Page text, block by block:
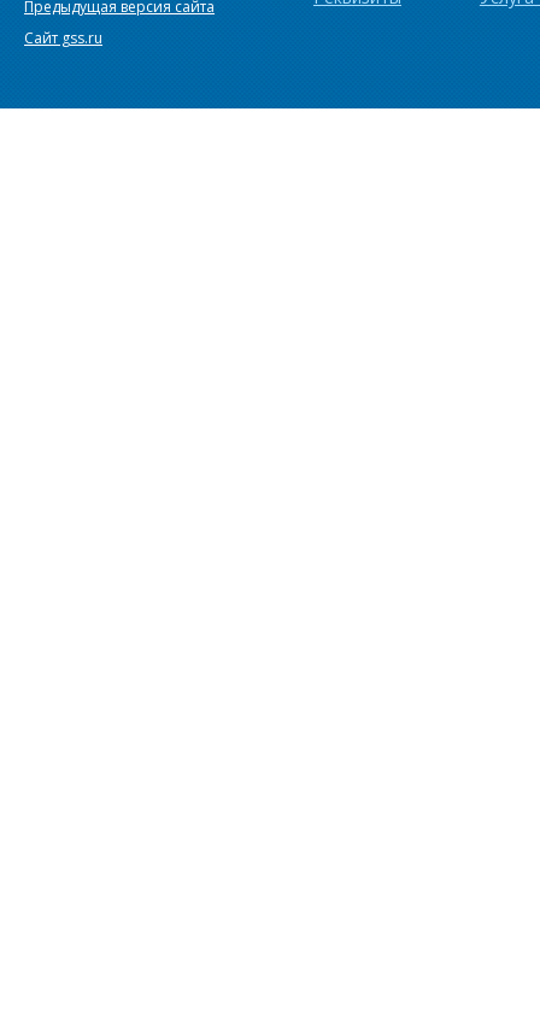
Предыдущая версия сайта
Сайт gss.ru